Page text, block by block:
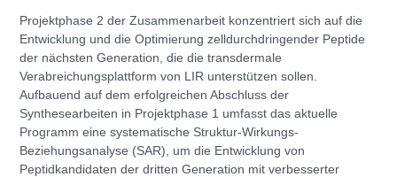
Projektphase 2 der Zusammenarbeit konzentriert sich auf die
Entwicklung und die Optimierung zelldurchdringender Peptide
der nächsten Generation, die die transdermale
Verabreichungsplattform von LIR unterstützen sollen.
Aufbauend auf dem erfolgreichen Abschluss der
Synthesearbeiten in Projektphase 1 umfasst das aktuelle
Programm eine systematische Struktur-Wirkungs-
Beziehungsanalyse (SAR), um die Entwicklung von
Peptidkandidaten der dritten Generation mit verbesserter